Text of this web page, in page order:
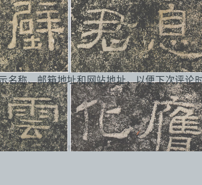
名称、邮箱地址和网站地址，以便下次评论